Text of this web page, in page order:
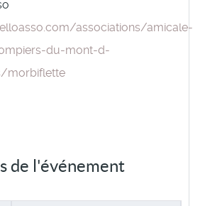
associations/amicale-
du-mont-d-
morbiflette
de l'événement